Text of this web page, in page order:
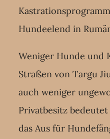
Hundeelend in
Weniger Hunde und
Straßen von Targu
auch weniger
Privatbesitz
das Aus für